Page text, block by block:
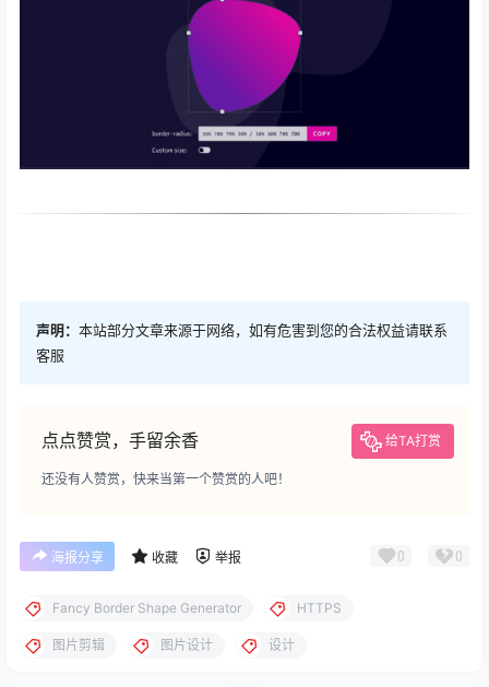
声明： 本站部分文章来源于网络，如有危害到您的合法权益请联系
客服
点点赞赏，手留余香 给TA打赏
还没有人赞赏，快来当第一个赞赏的人吧！
海报分享 收藏 举报 0 0
Fancy Border Shape Generator HTTPS
图片剪辑 图片设计 设计